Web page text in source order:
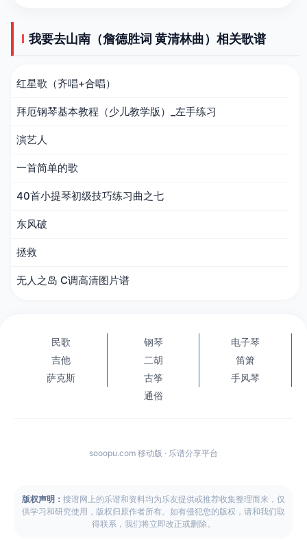
我要去山南（詹德胜词 黄清林曲）相关歌谱
红星歌（齐唱+合唱）
拜厄钢琴基本教程（少儿教学版）_左手练习
演艺人
一首简单的歌
40首小提琴初级技巧练习曲之七
东风破
拯救
无人之岛 C调高清图片谱
民歌 钢琴
电子琴
吉他
二胡
笛箫
萨克斯
古筝
手风琴
通俗
sooopu.com 移动版 · 乐谱分享平台
版权声明： 搜谱网上的乐谱和资料均为乐友提供或推荐收集整理而来，仅
供学习和研究使用，版权归原作者所有。如有侵犯您的版权，请和我们取
得联系，我们将立即改正或删除。